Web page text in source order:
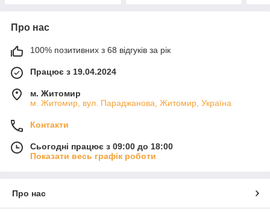
Про нас
100% позитивних з 68 відгуків за рік
Працює з 19.04.2024
м. Житомир
м. Житомир, вул. Параджанова, Житомир, Україна
Контакти
Сьогодні працює з 09:00 до 18:00
Показати весь графік роботи
Про нас